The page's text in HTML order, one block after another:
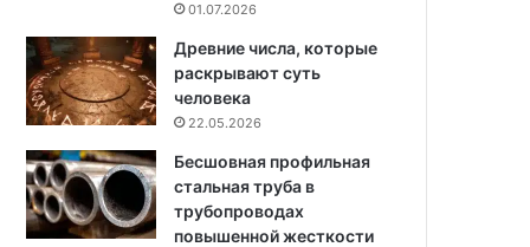
01.07.2026
Древние числа, которые
раскрывают суть
человека
22.05.2026
Бесшовная профильная
стальная труба в
трубопроводах
повышенной жесткости